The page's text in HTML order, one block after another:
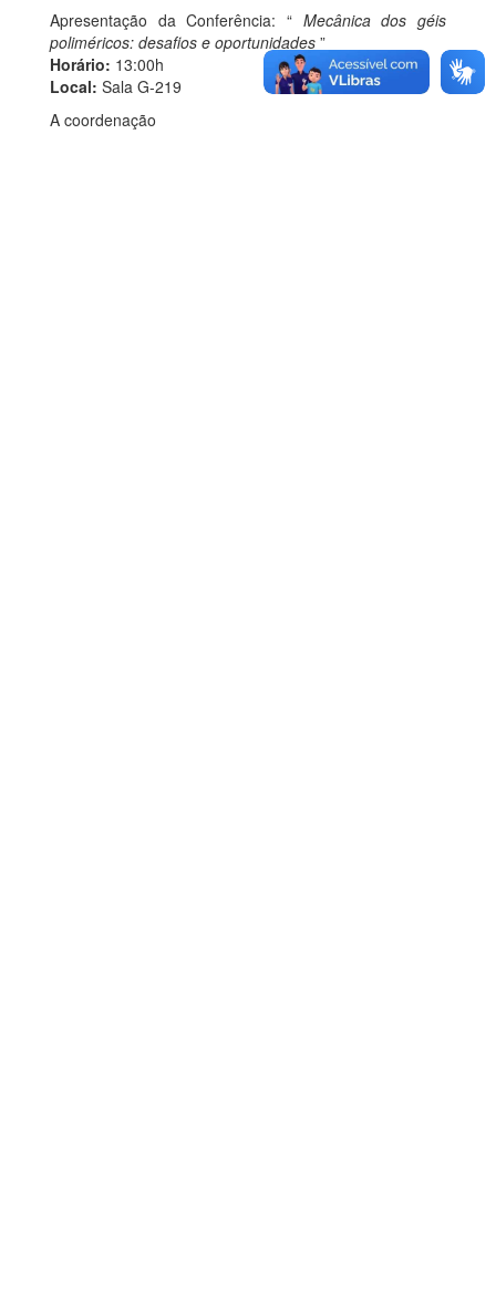
Apresentação da Conferência: “ Mecânica dos géis
poliméricos: desafios e oportunidades ”
Horário: 13:00h
Local: Sala G-219
A coordenação